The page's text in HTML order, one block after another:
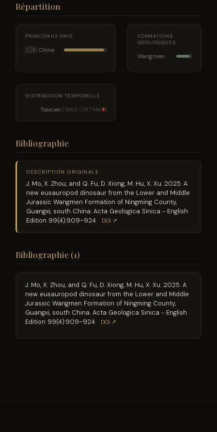
Répartition
PRINCIPAUX PAYS
🇨🇳 Chine 1
FORMATIONS
GÉOLOGIQUES
Wangmen 1
DISTRIBUTION TEMPORELLE
Toarcien (184.2–174.7 Ma) 1
Bibliographie
DESCRIPTION ORIGINALE
J. Mo, X. Zhou, and Q. Fu, D. Xiong, M. Hu, X. Xu. 2025. A
new eusauropod dinosaur from the Lower and Middle
Jurassic Wangmen Formation of Ningming County,
Guangxi, south China. Acta Geologica Sinica - English
Edition 99(4):909–924
DOI ↗
Bibliographie (1)
J. Mo, X. Zhou, and Q. Fu, D. Xiong, M. Hu, X. Xu. 2025. A
new eusauropod dinosaur from the Lower and Middle
Jurassic Wangmen Formation of Ningming County,
Guangxi, south China. Acta Geologica Sinica - English
Edition 99(4):909–924
DOI ↗